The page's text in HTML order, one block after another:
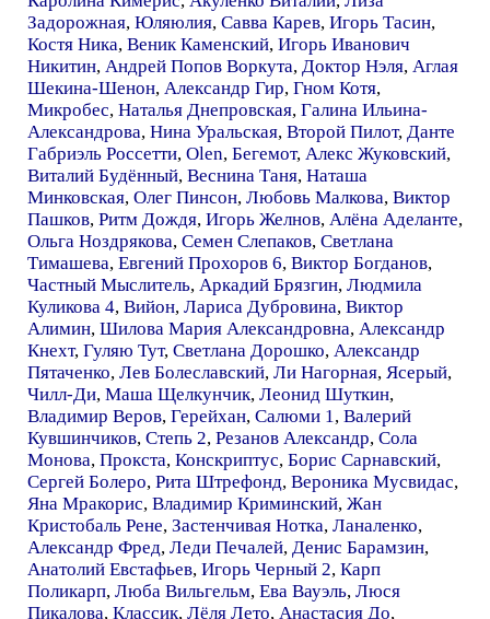
Задорожная, Юляюлия, Савва Карев, Игорь Тасин,
Костя Ника, Веник Каменский, Игорь Иванович
Никитин, Андрей Попов Воркута, Доктор Нэля, Аглая
Шекина-Шенон, Александр Гир, Гном Котя,
Микробес, Наталья Днепровская, Галина Ильина-
Александрова, Нина Уральская, Второй Пилот, Данте
Габриэль Россетти, Olen, Бегемот, Алекс Жуковский,
Виталий Будённый, Веснина Таня, Наташа
Минковская, Олег Пинсон, Любовь Малкова, Виктор
Пашков, Ритм Дождя, Игорь Желнов, Алёна Аделанте,
Ольга Ноздрякова, Семен Слепаков, Светлана
Тимашева, Евгений Прохоров 6, Виктор Богданов,
Частный Мыслитель, Аркадий Брязгин, Людмила
Куликова 4, Вийон, Лариса Дубровина, Виктор
Алимин, Шилова Мария Александровна, Александр
Кнехт, Гуляю Тут, Светлана Дорошко, Александр
Пятаченко, Лев Болеславский, Ли Нагорная, Ясерый,
Чилл-Ди, Маша Щелкунчик, Леонид Шуткин,
Владимир Веров, Герейхан, Салюми 1, Валерий
Кувшинчиков, Степь 2, Резанов Александр, Сола
Монова, Прокста, Конскриптус, Борис Сарнавский,
Сергей Болеро, Рита Штрефонд, Вероника Мусвидас,
Яна Мракорис, Владимир Криминский, Жан
Кристобаль Рене, Застенчивая Нотка, Ланаленко,
Александр Фред, Леди Печалей, Денис Барамзин,
Анатолий Евстафьев, Игорь Черный 2, Карп
Поликарп, Люба Вильгельм, Ева Вауэль, Люся
Пикалова, Классик, Лёля Лето, Анастасия До,